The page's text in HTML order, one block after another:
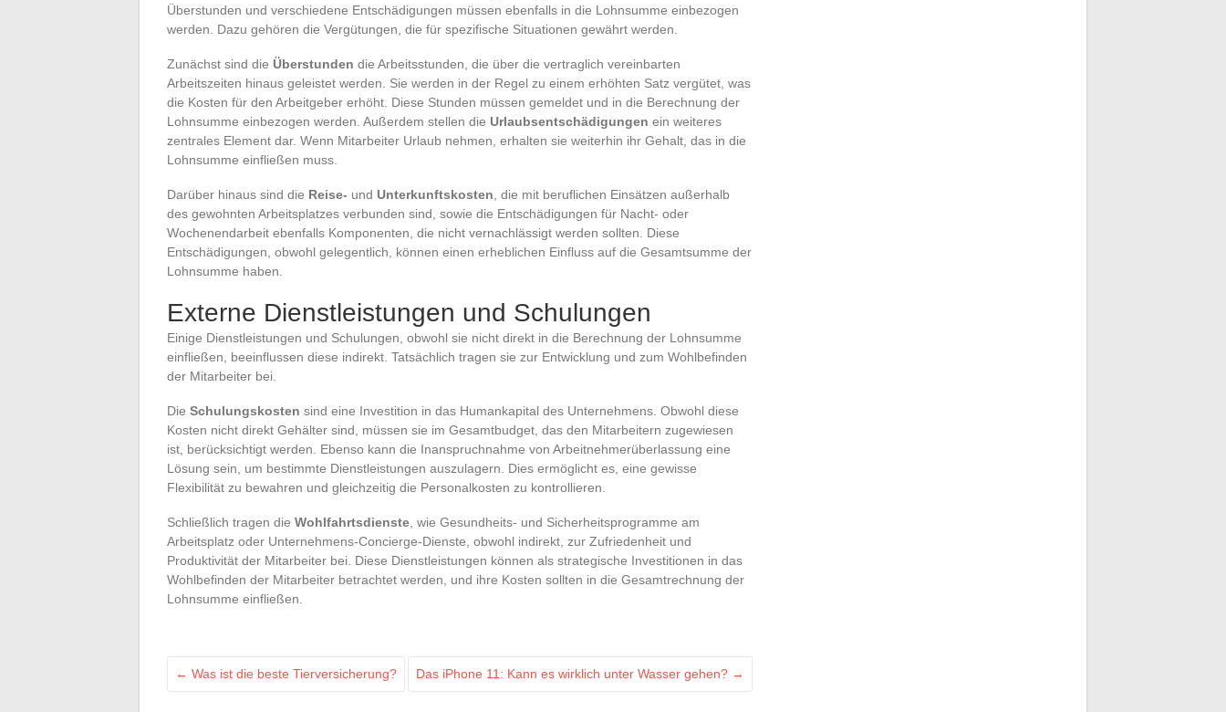
Überstunden und verschiedene Entschädigungen müssen ebenfalls in die Lohnsumme einbezogen
werden. Dazu gehören die Vergütungen, die für spezifische Situationen gewährt werden.
Zunächst sind die Überstunden die Arbeitsstunden, die über die vertraglich vereinbarten
Arbeitszeiten hinaus geleistet werden. Sie werden in der Regel zu einem erhöhten Satz vergütet, was
die Kosten für den Arbeitgeber erhöht. Diese Stunden müssen gemeldet und in die Berechnung der
Lohnsumme einbezogen werden. Außerdem stellen die Urlaubsentschädigungen ein weiteres
zentrales Element dar. Wenn Mitarbeiter Urlaub nehmen, erhalten sie weiterhin ihr Gehalt, das in die
Lohnsumme einfließen muss.
Darüber hinaus sind die Reise- und Unterkunftskosten , die mit beruflichen Einsätzen außerhalb
des gewohnten Arbeitsplatzes verbunden sind, sowie die Entschädigungen für Nacht- oder
Wochenendarbeit ebenfalls Komponenten, die nicht vernachlässigt werden sollten. Diese
Entschädigungen, obwohl gelegentlich, können einen erheblichen Einfluss auf die Gesamtsumme der
Lohnsumme haben.
Externe Dienstleistungen und Schulungen
Einige Dienstleistungen und Schulungen, obwohl sie nicht direkt in die Berechnung der Lohnsumme
einfließen, beeinflussen diese indirekt. Tatsächlich tragen sie zur Entwicklung und zum Wohlbefinden
der Mitarbeiter bei.
Die Schulungskosten sind eine Investition in das Humankapital des Unternehmens. Obwohl diese
Kosten nicht direkt Gehälter sind, müssen sie im Gesamtbudget, das den Mitarbeitern zugewiesen
ist, berücksichtigt werden. Ebenso kann die Inanspruchnahme von Arbeitnehmerüberlassung eine
Lösung sein, um bestimmte Dienstleistungen auszulagern. Dies ermöglicht es, eine gewisse
Flexibilität zu bewahren und gleichzeitig die Personalkosten zu kontrollieren.
Schließlich tragen die Wohlfahrtsdienste , wie Gesundheits- und Sicherheitsprogramme am
Arbeitsplatz oder Unternehmens-Concierge-Dienste, obwohl indirekt, zur Zufriedenheit und
Produktivität der Mitarbeiter bei. Diese Dienstleistungen können als strategische Investitionen in das
Wohlbefinden der Mitarbeiter betrachtet werden, und ihre Kosten sollten in die Gesamtrechnung der
Lohnsumme einfließen.
← Was ist die beste Tierversicherung? Das iPhone 11: Kann es wirklich unter Wasser gehen? →